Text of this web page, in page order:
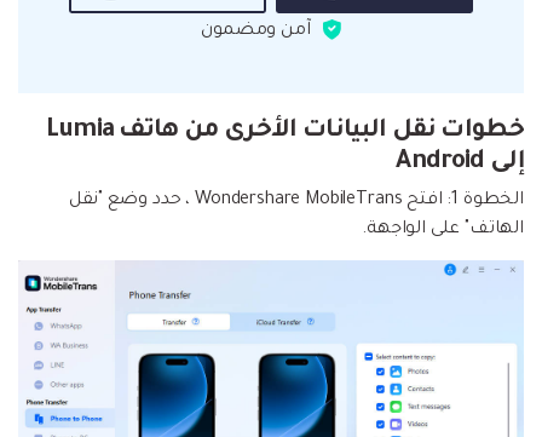
آمن ومضمون
خطوات نقل البيانات الأخرى من هاتف Lumia
إلى Android
الخطوة 1:
افتح Wondershare MobileTrans ، حدد وضع "نقل
الهاتف" على الواجهة.